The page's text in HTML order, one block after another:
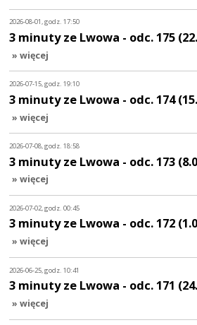
2026-08-01, godz. 17:50
3 minuty ze Lwowa - odc. 175
» więcej
2026-07-15, godz. 19:10
3 minuty ze Lwowa - odc. 174
» więcej
2026-07-08, godz. 18:58
3 minuty ze Lwowa - odc. 173
» więcej
2026-07-02, godz. 00:45
3 minuty ze Lwowa - odc. 172
» więcej
2026-06-25, godz. 10:41
3 minuty ze Lwowa - odc. 171
» więcej